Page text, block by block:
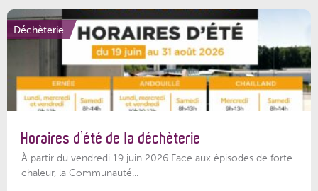
Déchèterie
Horaires d’été de la déchèterie
À partir du vendredi 19 juin 2026 Face aux épisodes de forte
chaleur, la Communauté...